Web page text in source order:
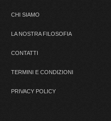
CHI SIAMO
LA NOSTRA FILOSOFIA
CONTATTI
TERMINI E CONDIZIONI
PRIVACY POLICY